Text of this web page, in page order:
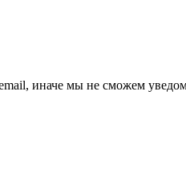
иначе мы не сможем